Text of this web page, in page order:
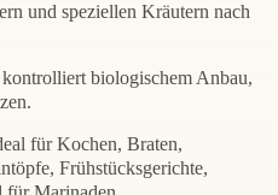
und speziellen Kräutern nach
biologischem Anbau,
für Kochen, Braten,
Frühstücksgerichte,